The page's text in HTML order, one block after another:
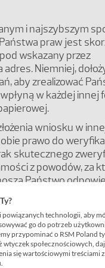
i najszybszym
praw jest
wskazany przez
Niemniej,
aby zrealizować
w każdej innej
wniosku w
prawo do
skutecznego
z powodów, za
Państwo
zostaną Państwo
w innej formie niż
czas udzielenia
powiązanych technologii, aby
go do potrzeb
przypominać o RSM Poland
wtyczek społecznościowych,
się wartościowymi treściami